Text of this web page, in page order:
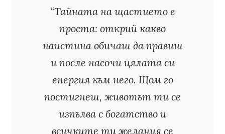
“Тайната на щастието е
проста: открий какво
наистина обичаш да правиш
и после насочи цялата си
енергия към него. Щом го
постигнеш, животът ти се
изпълва с богатство и
всичките ти желания се